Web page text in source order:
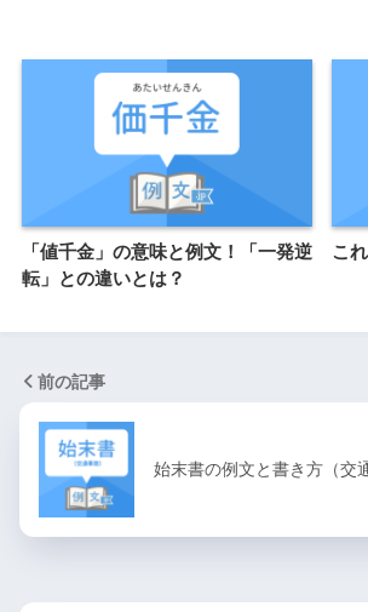
「値千金」の意味と例文！「一発逆
転」との違いとは？
こ
前の記事
始末書の例文と書き方（交